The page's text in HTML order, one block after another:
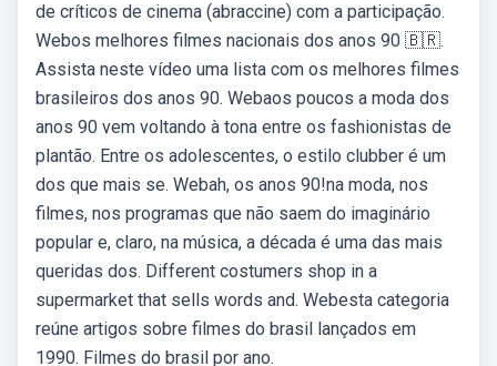
de críticos de cinema (abraccine) com a participação.
Webos melhores filmes nacionais dos anos 90 🇧🇷.
Assista neste vídeo uma lista com os melhores filmes
brasileiros dos anos 90. Webaos poucos a moda dos
anos 90 vem voltando à tona entre os fashionistas de
plantão. Entre os adolescentes, o estilo clubber é um
dos que mais se. Webah, os anos 90!na moda, nos
filmes, nos programas que não saem do imaginário
popular e, claro, na música, a década é uma das mais
queridas dos. Different costumers shop in a
supermarket that sells words and. Webesta categoria
reúne artigos sobre filmes do brasil lançados em
1990. Filmes do brasil por ano.